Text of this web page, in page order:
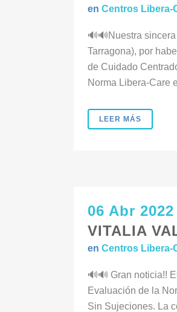
en Centros Libera-
🔊🔊Nuestra
Tarragona), por
de Cuidado
Norma Libera-Care
LEER MÁS
06 Abr 2022
VITALIA
en Centros Libera-
🔊🔊 Gran noticia!!
Evaluación de la
Sin Sujeciones. La